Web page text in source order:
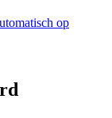
op